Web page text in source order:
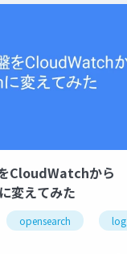
CloudWatchから
変えてみた
opensearch log